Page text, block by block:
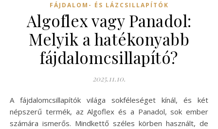
FÁJDALOM- ÉS LÁZCSILLAPÍTÓK
Algoflex vagy Panadol:
Melyik a hatékonyabb
fájdalomcsillapító?
2025.11.10.
A fájdalomcsillapítók világa sokféleséget kínál, és két
népszerű termék, az Algoflex és a Panadol, sok ember
számára ismerős. Mindkettő széles körben használt, de